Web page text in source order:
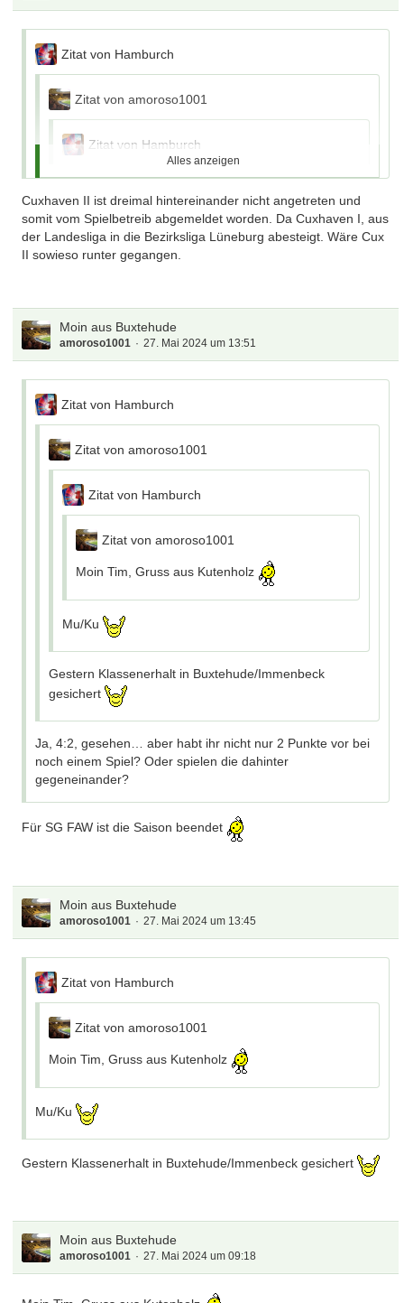
Zitat von amoroso1001
Gestern Klassenerhalt in
Buxtehude/Immenbeck gesichert
Gratulation, habe früher immer gerne auf
eurem Platz gekickt
Da, nä?
Zitat von Hamburch
Zitat von amoroso1001
Zitat von Hamburch
Zitat von Hamburch
Moin Tim, Gruss aus Kutenholz
Mu/Ku
Gestern Klassenerhalt in
Ja, 4:2, gesehen… aber habt ihr nicht nur 2 Punkte
vor bei noch einem Spiel? Oder spielen die dahinter
gegeneinander?
Für SG FAW ist die Saison beendet
Ach… weil Cuxhaven II zurückgezogen hat, ungerade
Anzahl Teams…?
Alles anzeigen
Cuxhaven II ist dreimal hintereinander nicht angetreten und
somit vom Spielbetreib abgemeldet worden. Da Cuxhaven I, aus
der Landesliga in die Bezirksliga Lüneburg abesteigt. Wäre Cux
II sowieso runter gegangen.
Moin aus Buxtehude
amoroso1001 27. Mai 2024 um 13:51
Zitat von Hamburch
Zitat von amoroso1001
Zitat von Hamburch
Zitat von amoroso1001
Moin Tim, Gruss aus Kutenholz
Mu/Ku
Gestern Klassenerhalt in Buxtehude/Immenbeck
gesichert
Ja, 4:2, gesehen… aber habt ihr nicht nur 2 Punkte vor bei
noch einem Spiel? Oder spielen die dahinter
gegeneinander?
Für SG FAW ist die Saison beendet
Moin aus Buxtehude
amoroso1001 27. Mai 2024 um 13:45
Zitat von Hamburch
Zitat von amoroso1001
Moin Tim, Gruss aus Kutenholz
Mu/Ku
Gestern Klassenerhalt in Buxtehude/Immenbeck gesichert
Moin aus Buxtehude
amoroso1001 27. Mai 2024 um 09:18